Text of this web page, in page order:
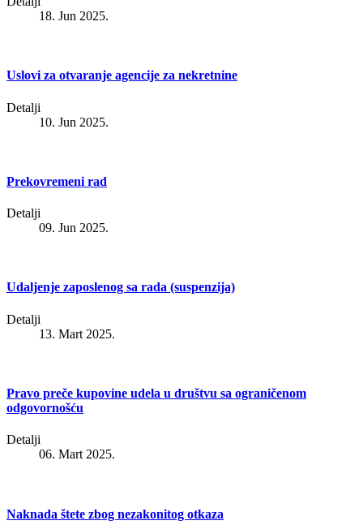
18. Jun 2025.
Uslovi za otvaranje agencije za nekretnine
Detalji
10. Jun 2025.
Prekovremeni rad
Detalji
09. Jun 2025.
Udaljenje zaposlenog sa rada (suspenzija)
Detalji
13. Mart 2025.
Pravo preče kupovine udela u društvu sa ograničenom
odgovornošću
Detalji
06. Mart 2025.
Naknada štete zbog nezakonitog otkaza